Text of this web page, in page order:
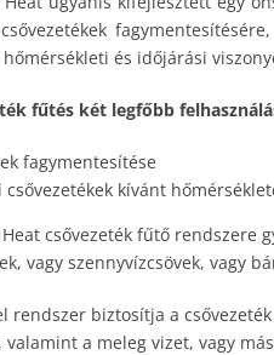
és időjárási
fűtés két legfőbb
fagymentesítése
csővezetékek kívánt
csővezeték fűtő rendszere
vagy szennyvízcsövek, vagy
rendszer biztosítja a
valamint a meleg vizet, vagy